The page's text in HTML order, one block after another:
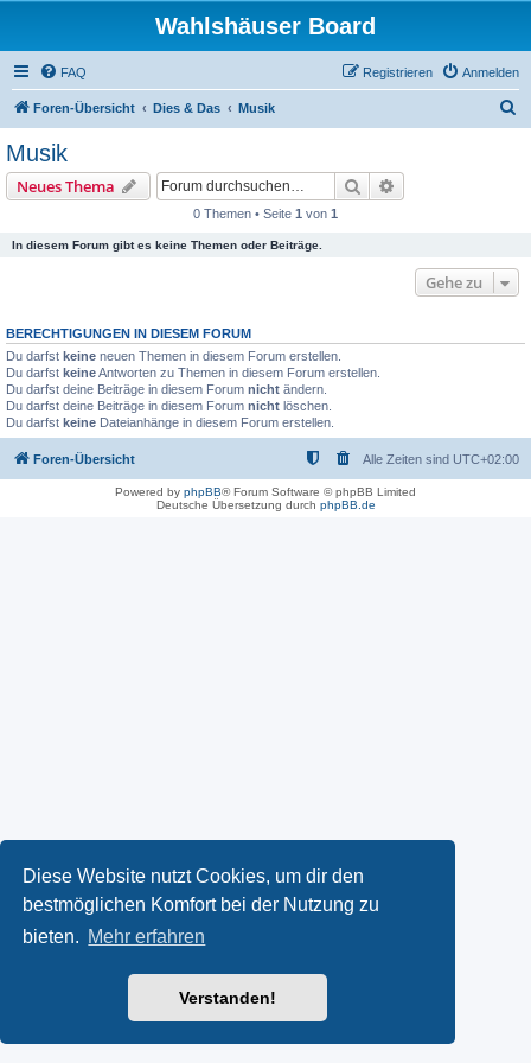
Diese Website nutzt Cookies, um dir den
bestmöglichen Komfort bei der Nutzung zu
bieten. Mehr erfahren
Verstanden!
Wahlshäuser Board
FAQ Anmelden
Registrieren
Foren-Übersicht Dies & Das Musik
Musik
Neues Thema Suche
0 Themen • Seite 1 von 1
In diesem Forum gibt es keine Themen oder Beiträge.
Gehe zu
BERECHTIGUNGEN IN DIESEM FORUM
Du darfst keine neuen Themen in diesem Forum erstellen.
Du darfst keineAntworten zu Themen in diesem Forum erstellen.
Du darfst deine Beiträge in diesem Forum nicht ändern.
Du darfst deine Beiträge in diesem Forum nicht löschen.
Du darfst keine Dateianhänge in diesem Forum erstellen.
Foren-Übersicht Alle Zeiten sind UTC+02:00
Powered by phpBB® Forum Software © phpBB Limited
Deutsche Übersetzung durch phpBB.de